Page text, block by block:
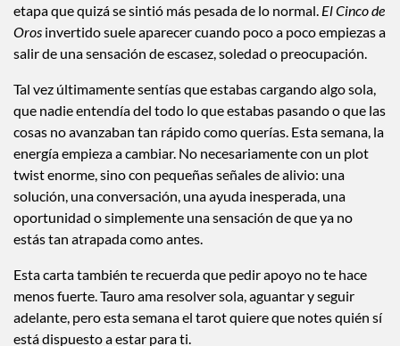
etapa que quizá se sintió más pesada de lo normal. El Cinco de
Oros invertido suele aparecer cuando poco a poco empiezas a
salir de una sensación de escasez, soledad o preocupación.
Tal vez últimamente sentías que estabas cargando algo sola,
que nadie entendía del todo lo que estabas pasando o que las
cosas no avanzaban tan rápido como querías. Esta semana, la
energía empieza a cambiar. No necesariamente con un plot
twist enorme, sino con pequeñas señales de alivio: una
solución, una conversación, una ayuda inesperada, una
oportunidad o simplemente una sensación de que ya no
estás tan atrapada como antes.
Esta carta también te recuerda que pedir apoyo no te hace
menos fuerte. Tauro ama resolver sola, aguantar y seguir
adelante, pero esta semana el tarot quiere que notes quién sí
está dispuesto a estar para ti.